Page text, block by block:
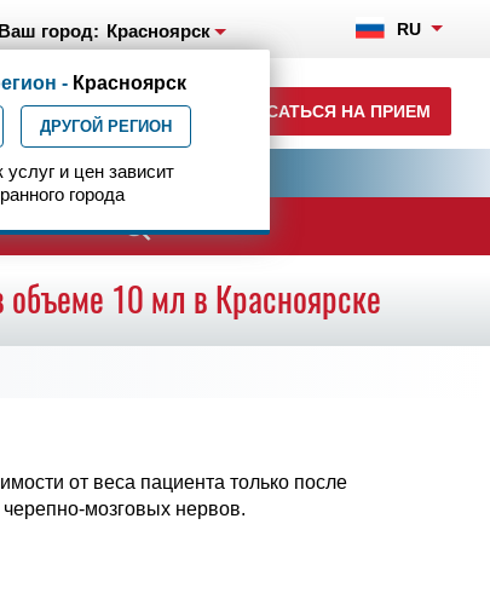
Ваш город: Красноярск RU
(391) 989-10-29
с 07:00 до 23:00
ЗАПИСАТЬСЯ НА ПРИЕМ
- Красноярск
ДРУГОЙ РЕГИОН
услуг и цен зависит
города
Центр эпилептологии
объеме 10 мл в Красноярске
от веса пациента только после
мозговых нервов.